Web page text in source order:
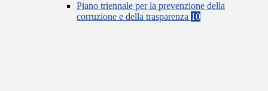
Piano triennale per la prevenzione della
corruzione e della trasparenza 10